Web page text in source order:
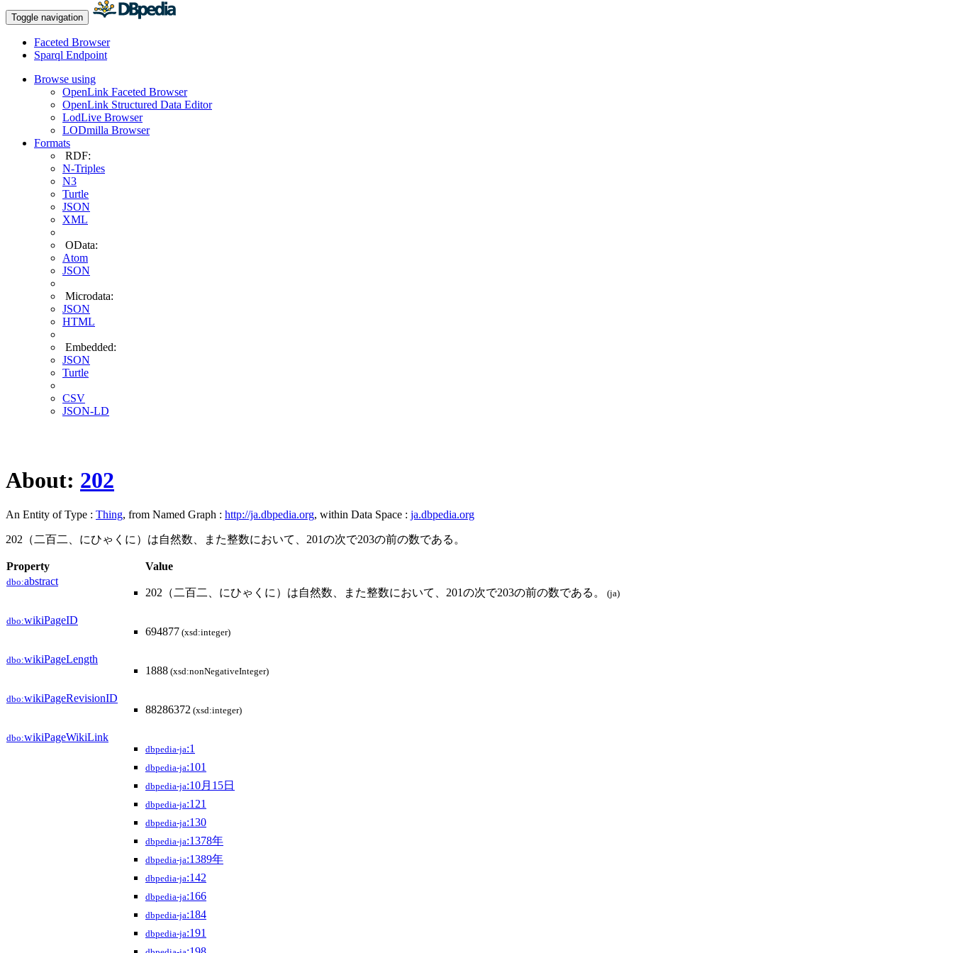
Toggle navigation
Faceted Browser
Sparql Endpoint
Browse using
OpenLink Faceted Browser
OpenLink Structured Data Editor
LodLive Browser
LODmilla Browser
Formats
RDF:
N-Triples
N3
Turtle
JSON
XML
OData:
Atom
JSON
Microdata:
JSON
HTML
Embedded:
JSON
Turtle
CSV
JSON-LD
About: 202
An Entity of Type : Thing, from Named Graph : http://ja.dbpedia.org, within Data Space : ja.dbpedia.org
202（二百二、にひゃくに）は自然数、また整数において、201の次で203の前の数である。
Property Value
dbo:abstract
202（二百二、にひゃくに）は自然数、また整数において、201の次で203の前の数である。
(ja)
dbo:wikiPageID
694877 (xsd:integer)
dbo:wikiPageLength
1888 (xsd:nonNegativeInteger)
dbo:wikiPageRevisionID
88286372 (xsd:integer)
dbo:wikiPageWikiLink
dbpedia-ja:1
dbpedia-ja:101
dbpedia-ja:10月15日
dbpedia-ja:121
dbpedia-ja:130
dbpedia-ja:1378年
dbpedia-ja:1389年
dbpedia-ja:142
dbpedia-ja:166
dbpedia-ja:184
dbpedia-ja:191